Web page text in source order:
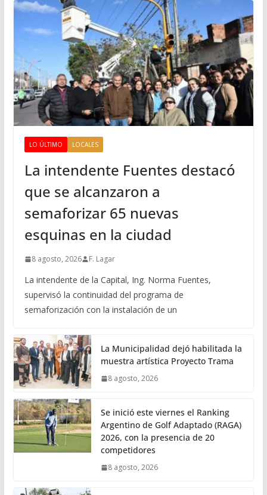
LO ÚLTIMO LOCALES
La intendente Fuentes destacó
que se alcanzaron a
semaforizar 65 nuevas
esquinas en la ciudad
8 agosto, 2026 F. Lagar
La intendente de la Capital, Ing. Norma Fuentes,
supervisó la continuidad del programa de
semaforización con la instalación de un
La Municipalidad dejó habilitada la
muestra artística Proyecto Trama
8 agosto, 2026
Se inició este viernes el Ranking
Argentino de Golf Adaptado (RAGA)
2026, con la presencia de 20
competidores
8 agosto, 2026